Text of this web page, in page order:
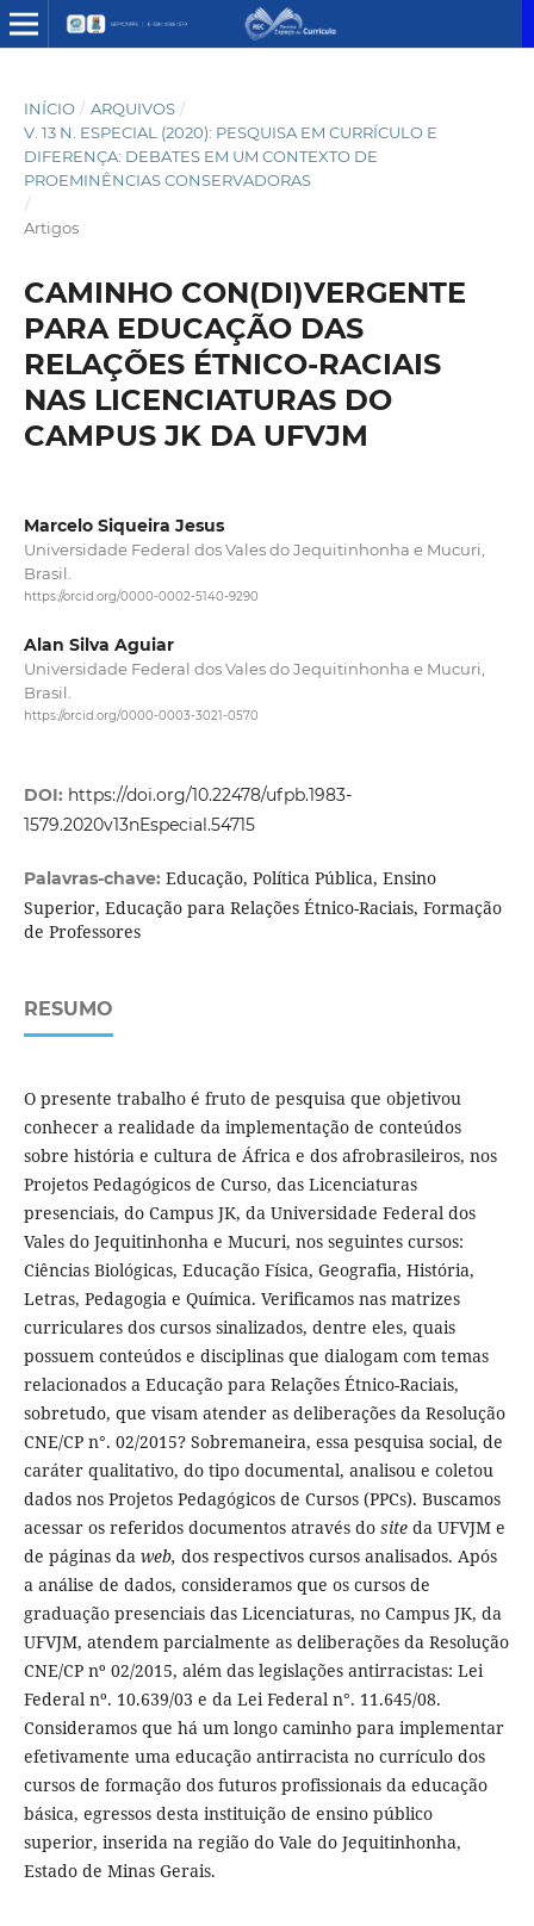
INÍCIO / ARQUIVOS /
V. 13 N. ESPECIAL (2020): PESQUISA EM CURRÍCULO E
DIFERENÇA: DEBATES EM UM CONTEXTO DE
PROEMINÊNCIAS CONSERVADORAS
/
Artigos
CAMINHO CON(DI)VERGENTE
PARA EDUCAÇÃO DAS
RELAÇÕES ÉTNICO-RACIAIS
NAS LICENCIATURAS DO
CAMPUS JK DA UFVJM
Marcelo Siqueira Jesus
Universidade Federal dos Vales do Jequitinhonha e Mucuri,
Brasil.
https://orcid.org/0000-0002-5140-9290
Alan Silva Aguiar
Universidade Federal dos Vales do Jequitinhonha e Mucuri,
Brasil.
https://orcid.org/0000-0003-3021-0570
DOI: https://doi.org/10.22478/ufpb.1983-
1579.2020v13nEspecial.54715
Palavras-chave: Educação, Política Pública, Ensino
Superior, Educação para Relações Étnico-Raciais, Formação
de Professores
RESUMO
O presente trabalho é fruto de pesquisa que objetivou
conhecer a realidade da implementação de conteúdos
sobre história e cultura de África e dos afrobrasileiros, nos
Projetos Pedagógicos de Curso, das Licenciaturas
presenciais, do Campus JK, da Universidade Federal dos
Vales do Jequitinhonha e Mucuri, nos seguintes cursos:
Ciências Biológicas, Educação Física, Geografia, História,
Letras, Pedagogia e Química. Verificamos nas matrizes
curriculares dos cursos sinalizados, dentre eles, quais
possuem conteúdos e disciplinas que dialogam com temas
relacionados a Educação para Relações Étnico-Raciais,
sobretudo, que visam atender as deliberações da Resolução
CNE/CP n°. 02/2015? Sobremaneira, essa pesquisa social, de
caráter qualitativo, do tipo documental, analisou e coletou
dados nos Projetos Pedagógicos de Cursos (PPCs). Buscamos
acessar os referidos documentos através do siteda UFVJM e
de páginas da web, dos respectivos cursos analisados. Após
a análise de dados, consideramos que os cursos de
graduação presenciais das Licenciaturas, no Campus JK, da
UFVJM, atendem parcialmente as deliberações da Resolução
CNE/CP nº 02/2015, além das legislações antirracistas: Lei
Federal nº. 10.639/03 e da Lei Federal n°. 11.645/08.
Consideramos que há um longo caminho para implementar
efetivamente uma educação antirracista no currículo dos
cursos de formação dos futuros profissionais da educação
básica, egressos desta instituição de ensino público
superior, inserida na região do Vale do Jequitinhonha,
Estado de Minas Gerais.